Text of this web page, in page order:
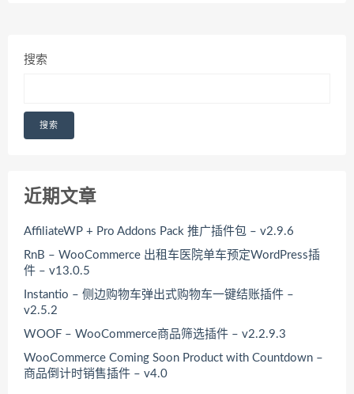
搜索
搜索
近期文章
AffiliateWP + Pro Addons Pack 推广插件包 – v2.9.6
RnB – WooCommerce 出租车医院单车预定WordPress插
件 – v13.0.5
Instantio – 侧边购物车弹出式购物车一键结账插件 –
v2.5.2
WOOF – WooCommerce商品筛选插件 – v2.2.9.3
WooCommerce Coming Soon Product with Countdown –
商品倒计时销售插件 – v4.0